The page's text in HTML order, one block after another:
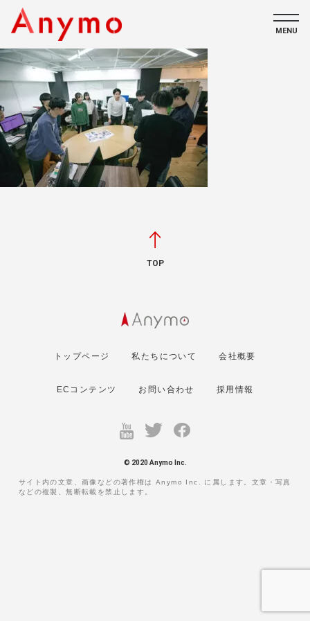
私たちについて
ECコンテンツ
採用情報
CONTACT
MENU
TOP
トップページ 私たちについて 会社概要
ECコンテンツ お問い合わせ 採用情報
© 2020 Anymo Inc.
サイト内の文章、画像などの著作権は Anymo Inc. に属します。文章・写真
などの複製、無断転載を禁止します。